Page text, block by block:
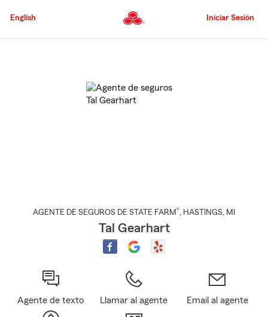
al
principal
English Iniciar Sesión
AGENTE DE SEGUROS DE STATE FARM®, HASTINGS, MI
Tal Gearhart
Agente de texto Llamar al agente Email al agente